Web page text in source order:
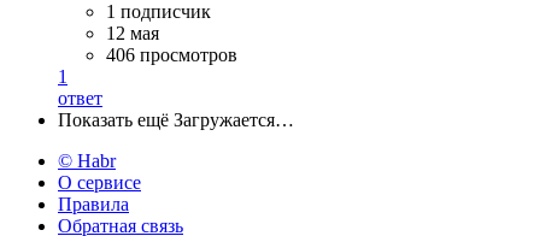
1 подписчик
12 мая
406 просмотров
1
ответ
Показать ещё Загружается…
© Habr
О сервисе
Правила
Обратная связь